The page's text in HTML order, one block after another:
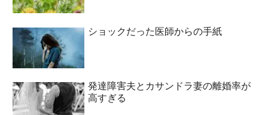
ショックだった医師からの手紙
発達障害夫とカサンドラ妻の離婚率が
高すぎる